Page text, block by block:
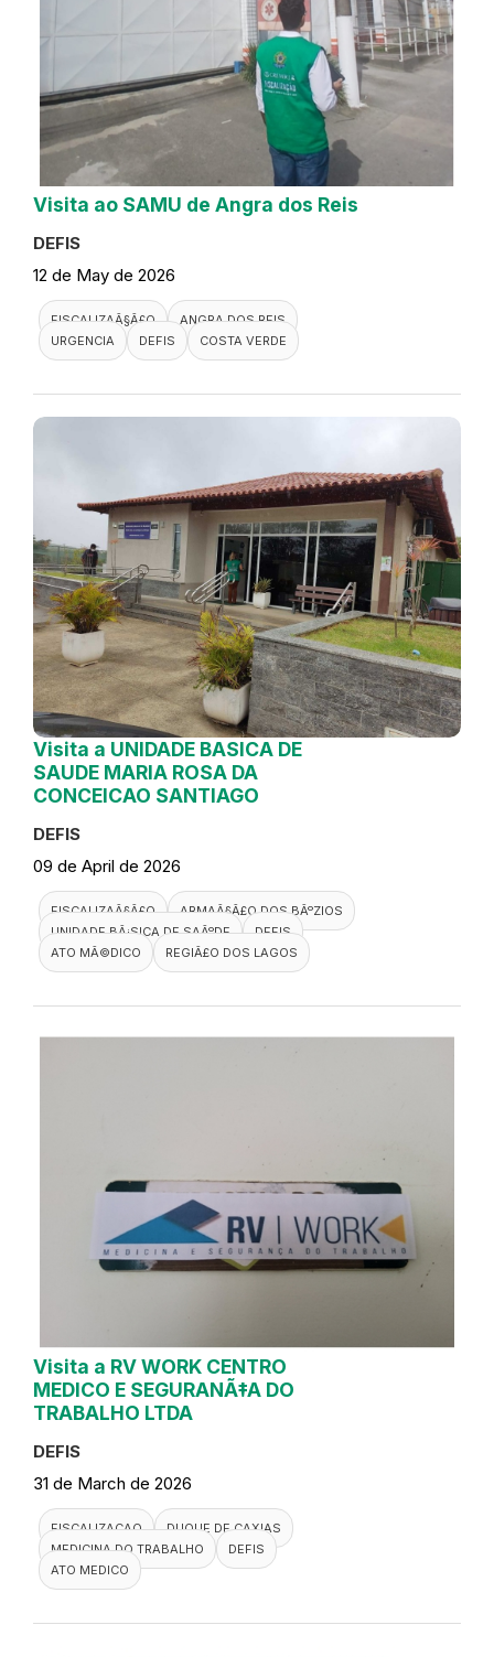
Visita ao SAMU de Angra dos Reis
DEFIS
12 de May de 2026
FISCALIZAÃ§Ã£O
ANGRA DOS REIS
URGENCIA
DEFIS COSTA VERDE
Visita a UNIDADE BASICA DE
SAUDE MARIA ROSA DA
CONCEICAO SANTIAGO
DEFIS
09 de April de 2026
FISCALIZAÃ§Ã£O
ARMAÃ§Ã£O DOS BÃºZIOS
UNIDADE BÃ¡SICA DE SAÃºDE
DEFIS
ATO MÃ©DICO
REGIÃ£O DOS LAGOS
Visita a RV WORK CENTRO
MEDICO E SEGURANÃ‡A DO
TRABALHO LTDA
DEFIS
31 de March de 2026
FISCALIZACAO
DUQUE DE CAXIAS
MEDICINA DO TRABALHO
DEFIS
ATO MEDICO